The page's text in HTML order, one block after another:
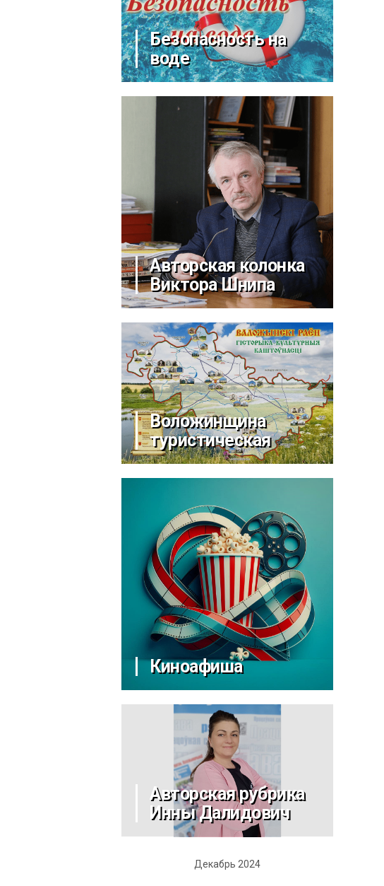
Безопасность на
воде
Авторская колонка
Виктора Шнипа
Воложинщина
туристическая
Киноафиша
Авторская рубрика
Инны Далидович
Декабрь 2024